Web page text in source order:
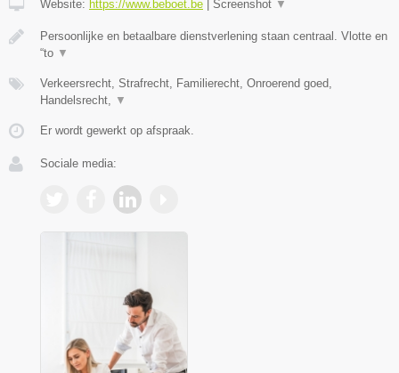
Website: https://www.beboet.be Screenshot ▼
Persoonlijke en betaalbare dienstverlening staan centraal. Vlotte en
“to ▼
Verkeersrecht, Strafrecht, Familierecht, Onroerend goed,
Handelsrecht, ▼
Er wordt gewerkt op afspraak.
Sociale media: